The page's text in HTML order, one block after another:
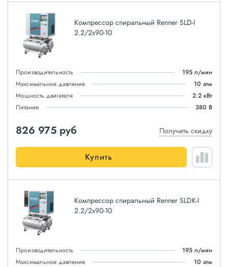
Компрессор спиральный Renner SLD-I
2.2/2x90-10
Производительность
195 л/мин
Максимальное давление
10 атм
Мощность двигателя
2.2 кВт
Питание
380 В
826 975 руб Получить скидку
Купить
Компрессор спиральный Renner SLDK-I
2.2/2x90-10
Производительность
195 л/мин
Максимальное давление
10 атм